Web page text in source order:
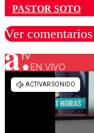
PASTOR SOTO
Ver comentarios
Los
EN VIVO